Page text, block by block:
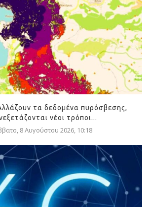
τα δεδομένα πυρόσβεσης,
νέοι τρόποι...
8 Αυγούστου 2026, 10:18